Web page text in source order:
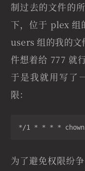
制过去的文件的
下，位于 plex 组
users 组的我的文
件想着给 777 就
于是我就用写了
限：
*/1 * * * * chown
为了避免权限纷